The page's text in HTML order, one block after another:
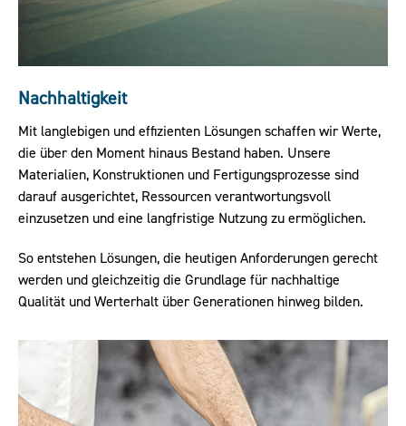
Nachhaltigkeit
Mit langlebigen und effizienten Lösungen schaffen wir Werte,
die über den Moment hinaus Bestand haben. Unsere
Materialien, Konstruktionen und Fertigungsprozesse sind
darauf ausgerichtet, Ressourcen verantwortungsvoll
einzusetzen und eine langfristige Nutzung zu ermöglichen.
So entstehen Lösungen, die heutigen Anforderungen gerecht
werden und gleichzeitig die Grundlage für nachhaltige
Qualität und Werterhalt über Generationen hinweg bilden.